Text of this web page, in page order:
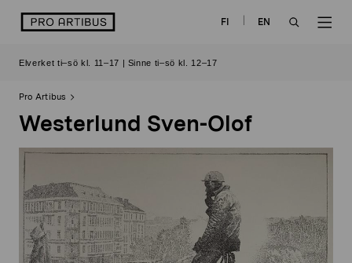
logo FI
EN
Elverket ti–sö kl. 11–17 | Sinne ti–sö kl. 12–17
Pro Artibus
Westerlund Sven-Olof